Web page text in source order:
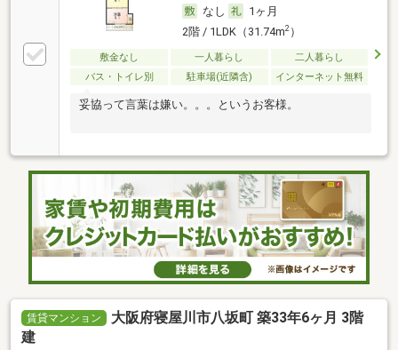
なし
1ヶ月
2階 / 1LDK（31.74m2）
敷金なし 一人暮らし
二人暮らし
バス・トイレ別
駐車場(近隣含) インターネット無料
妥協って言葉は嫌い。。。というお客様。
賃貸マンション
大阪府寝屋川市八坂町 築33年6ヶ月 3階
建